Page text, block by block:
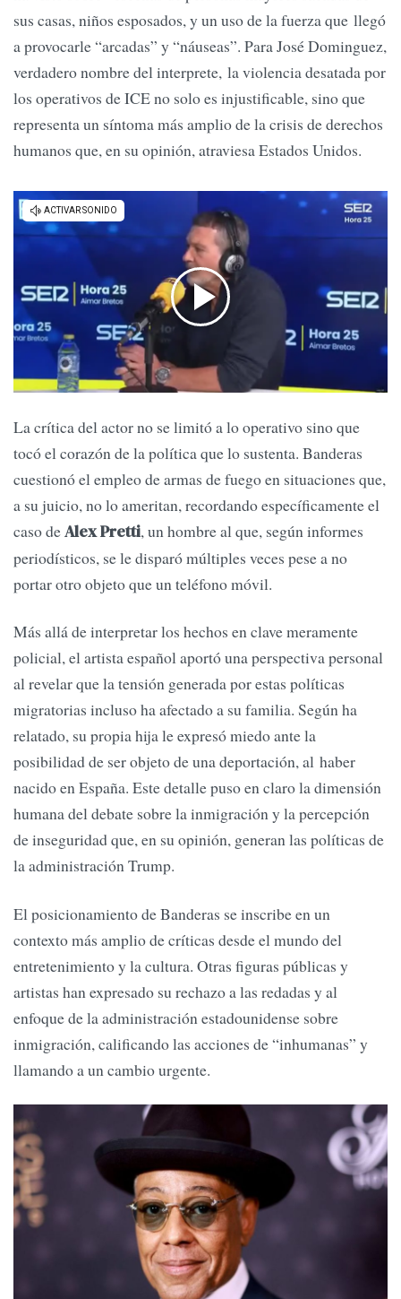
sus casas, niños esposados, y un uso de la fuerza que llegó
a provocarle “arcadas” y “náuseas”. Para José Dominguez,
verdadero nombre del interprete, la violencia desatada por
los operativos de ICE no solo es injustificable, sino que
representa un síntoma más amplio de la crisis de derechos
humanos que, en su opinión, atraviesa Estados Unidos.
La crítica del actor no se limitó a lo operativo sino que
tocó el corazón de la política que lo sustenta. Banderas
cuestionó el empleo de armas de fuego en situaciones que,
a su juicio, no lo ameritan, recordando específicamente el
caso deAlex Pretti, un hombre al que, según informes
periodísticos, se le disparó múltiples veces pese a no
portar otro objeto que un teléfono móvil.
Más allá de interpretar los hechos en clave meramente
policial, el artista español aportó una perspectiva personal
al revelar que la tensión generada por estas políticas
migratorias incluso ha afectado a su familia. Según ha
relatado, su propia hija le expresó miedo ante la
posibilidad de ser objeto de una deportación, al haber
nacido en España. Este detalle puso en claro la dimensión
humana del debate sobre la inmigración y la percepción
de inseguridad que, en su opinión, generan las políticas de
la administración Trump.
El posicionamiento de Banderas se inscribe en un
contexto más amplio de críticas desde el mundo del
entretenimiento y la cultura. Otras figuras públicas y
artistas han expresado su rechazo a las redadas y al
enfoque de la administración estadounidense sobre
inmigración, calificando las acciones de “inhumanas” y
llamando a un cambio urgente.